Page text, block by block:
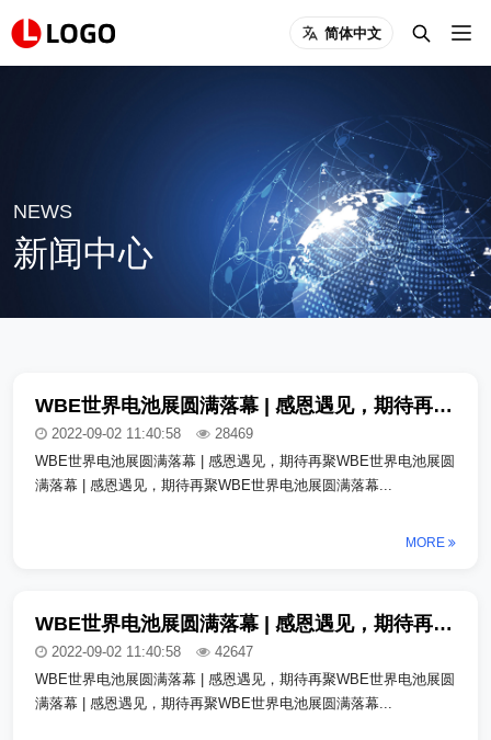
简体中文
NEWS
新闻中心
WBE世界电池展圆满落幕 | 感恩遇见，期待再聚_copy_copy_copy
2022-09-02 11:40:58
28469
WBE世界电池展圆满落幕 | 感恩遇见，期待再聚WBE世界电池展圆
满落幕 | 感恩遇见，期待再聚WBE世界电池展圆满落幕...
MORE
WBE世界电池展圆满落幕 | 感恩遇见，期待再聚_copy_copy
2022-09-02 11:40:58
42647
WBE世界电池展圆满落幕 | 感恩遇见，期待再聚WBE世界电池展圆
满落幕 | 感恩遇见，期待再聚WBE世界电池展圆满落幕...